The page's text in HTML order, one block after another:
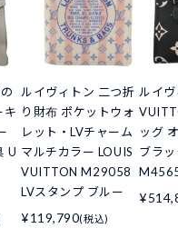
キ
U
ルイヴィトン 二つ折
り財布 ポケットウォ
レット・LVチャーム
マルチカラー LOUIS
VUITTON M29058
LVスタンプ ブルー
¥119,790(税込)
ルイ
ッグ
ブラ